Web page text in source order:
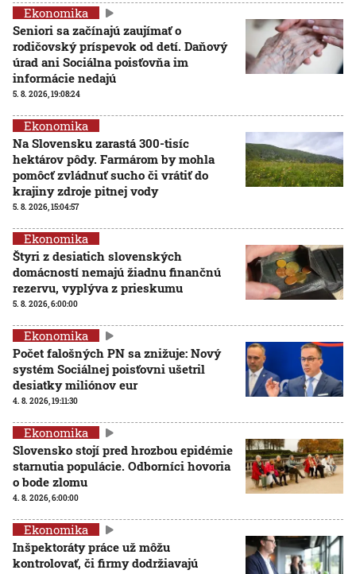
Ekonomika
Seniori sa začínajú zaujímať o
rodičovský príspevok od detí. Daňový
úrad ani Sociálna poisťovňa im
informácie nedajú
5. 8. 2026, 19:08:24
Ekonomika
Na Slovensku zarastá 300-tisíc
hektárov pôdy. Farmárom by mohla
pomôcť zvládnuť sucho či vrátiť do
krajiny zdroje pitnej vody
5. 8. 2026, 15:04:57
Ekonomika
Štyri z desiatich slovenských
domácností nemajú žiadnu finančnú
rezervu, vyplýva z prieskumu
5. 8. 2026, 6:00:00
Ekonomika
Počet falošných PN sa znižuje: Nový
systém Sociálnej poisťovni ušetril
desiatky miliónov eur
4. 8. 2026, 19:11:30
Ekonomika
Slovensko stojí pred hrozbou epidémie
starnutia populácie. Odborníci hovoria
o bode zlomu
4. 8. 2026, 6:00:00
Ekonomika
Inšpektoráty práce už môžu
kontrolovať, či firmy dodržiavajú